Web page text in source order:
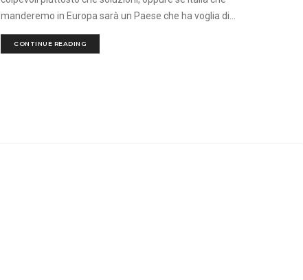
manderemo in Europa sarà un Paese che ha voglia di...
CONTINUE READING